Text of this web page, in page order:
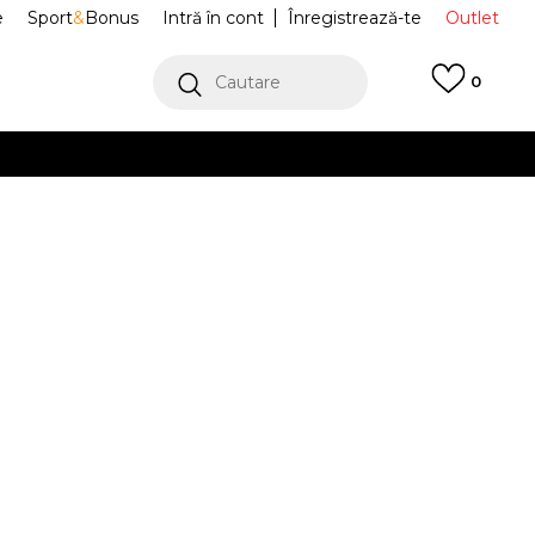
Outlet
Intră în cont Înregistrează-te
Sport&Bonus
Cautare 0
Klarna